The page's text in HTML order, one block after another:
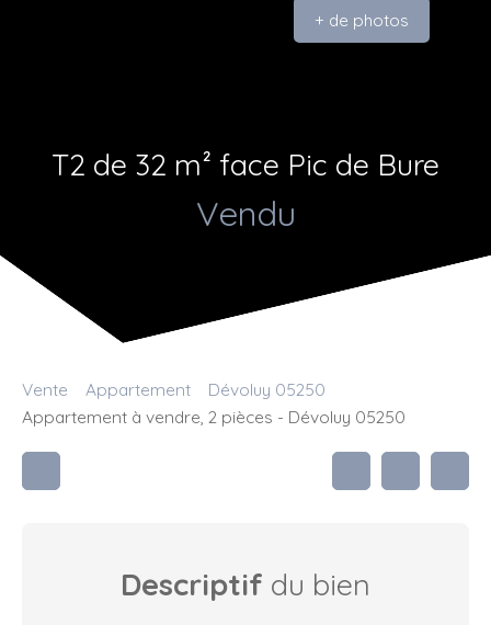
+ de photos
T2 de 32 m² face Pic de Bure
Vendu
Vente Appartement
Dévoluy 05250
Appartement à vendre, 2 pièces - Dévoluy 05250
Descriptif du bien